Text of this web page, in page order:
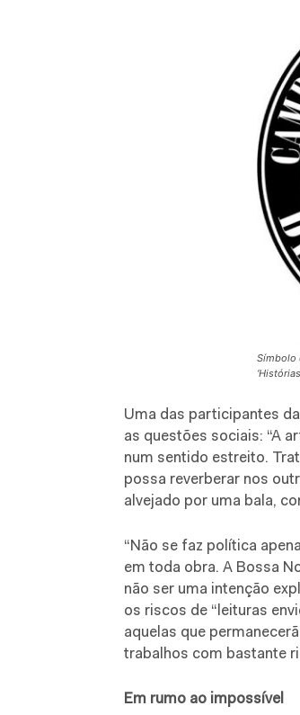
Símbolo
Uma das participantes
as questões sociais: “A
num sentido estreito.
possa reverberar nos
alvejado por uma bala,
“Não se faz política
em toda obra. A Bossa
não ser uma intenção
os riscos de “leituras
aquelas que
trabalhos com bastante
Em rumo ao impossível